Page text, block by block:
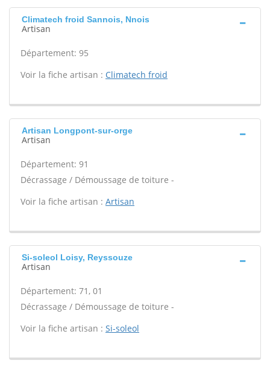
Climatech froid Sannois, Nnois
Artisan
Département: 95
Voir la fiche artisan : Climatech froid
Artisan Longpont-sur-orge
Artisan
Département: 91
Décrassage / Démoussage de toiture -
Voir la fiche artisan : Artisan
Si-soleol Loisy, Reyssouze
Artisan
Département: 71, 01
Décrassage / Démoussage de toiture -
Voir la fiche artisan : Si-soleol